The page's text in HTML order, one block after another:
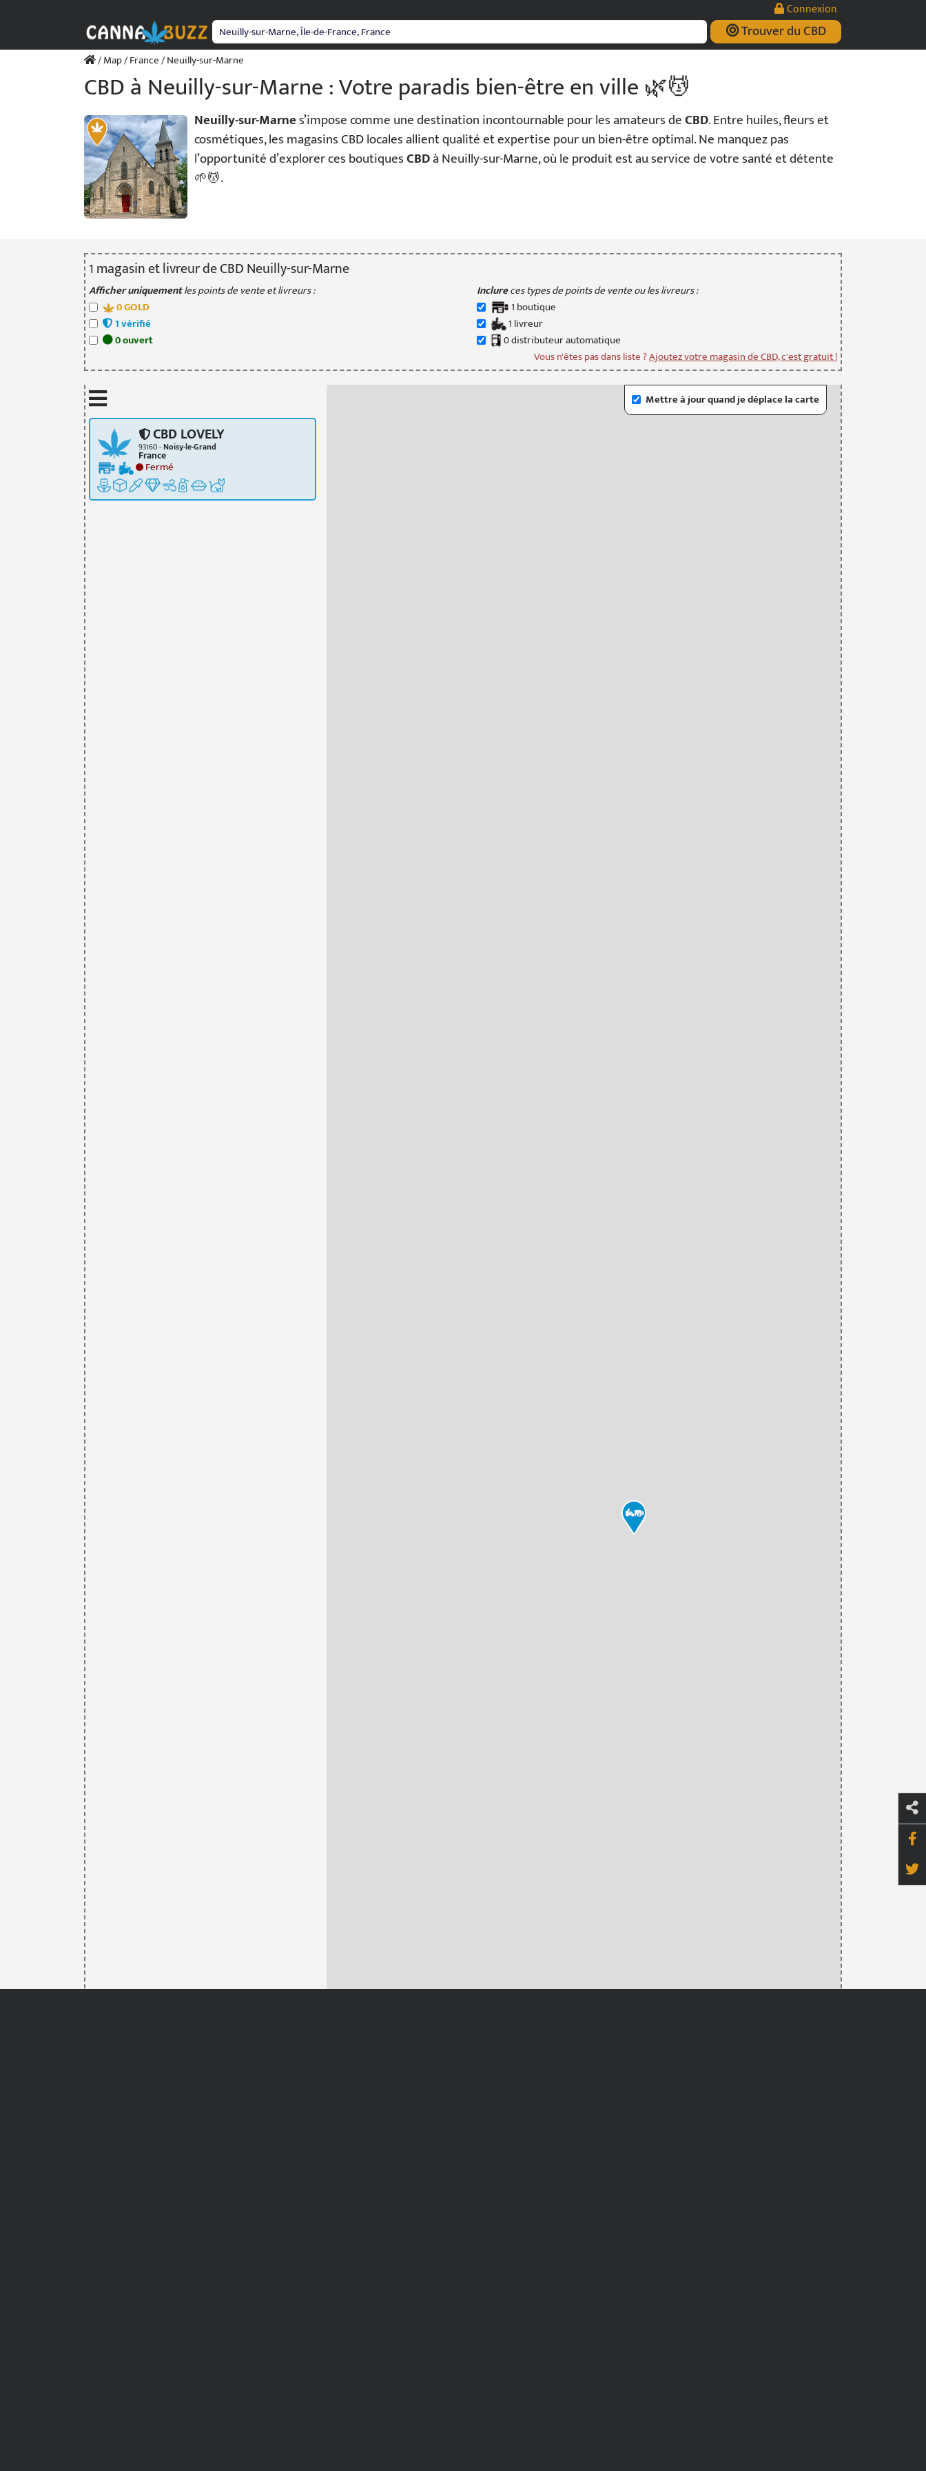
Connexion
Trouver du CBD
/Map/France/ Neuilly-sur-Marne
CBD à Neuilly-sur-Marne : Votre paradis bien-être en ville 🌿💆
Neuilly-sur-Marnes’impose comme une destination incontournable pour les amateurs deCBD. Entre huiles, fleurs et
cosmétiques, les magasins CBD locales allient qualité et expertise pour un bien-être optimal. Ne manquez pas
l’opportunité d’explorer ces boutiquesCBDà Neuilly-sur-Marne, où le produit est au service de votre santé et détente
🌱💆.
1 magasinet livreurde CBD Neuilly-sur-Marne
Afficher uniquementles points de vente et livreurs :
0GOLD
1vérifié
0ouvert
Inclureces types de points de vente ou les livreurs :
1 boutique
1 livreur
0distributeurautomatique
Vous n'êtes pas dans liste ?Ajoutez votre magasin de CBD, c'est gratuit !
Mettre à jour quand je déplace la carte
CBD LOVELY
93160 -Noisy-le-Grand
France
Fermé